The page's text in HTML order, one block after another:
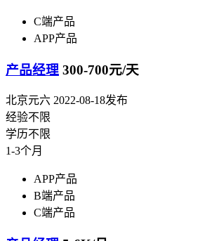
C端产品
APP产品
产品经理 300-700元/天
北京元六 2022-08-18发布
经验不限
学历不限
1-3个月
APP产品
B端产品
C端产品